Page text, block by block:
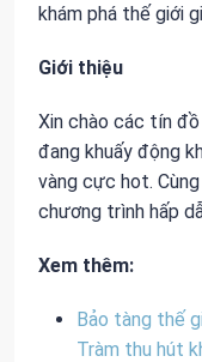
khám phá thế giới
Giới thiệu
Xin chào các tín
đang khuấy động
vàng cực hot.
chương trình hấp
Xem thêm:
Bảo tàng thế
Tràm thu hút